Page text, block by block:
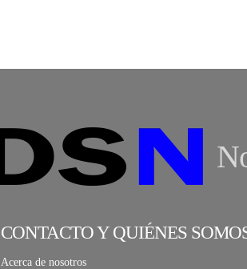
CONTACTO Y QUIÉNES
Acerca de nosotros